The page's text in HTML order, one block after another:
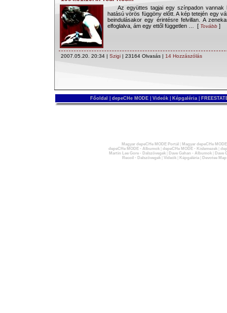
Az együttes tagjai egy színpadon
hatású vörös függöny előtt. A kép tetején egy
beindulásakor egy érintésre felvillan. A
elfoglalva, ám egy ettől független … [ Tovább ]
2007.05.20. 20:34 | Szigi | 23164 Olvasás | 14 Hozzászólás
Főoldal depeCHe MODE Videók Képgaléria
Magyar depeCHe MODE Portál
Magyar depeCHe
depeCHe MODE - Albumok| depeCHe MODE - Kislemezek|
Martin Lee Gore - Dalszövegek| Dave Gahan - Albumok|
Dave
Recoil - Dalszövegek| Videók| Képgaléria| Devotee Map